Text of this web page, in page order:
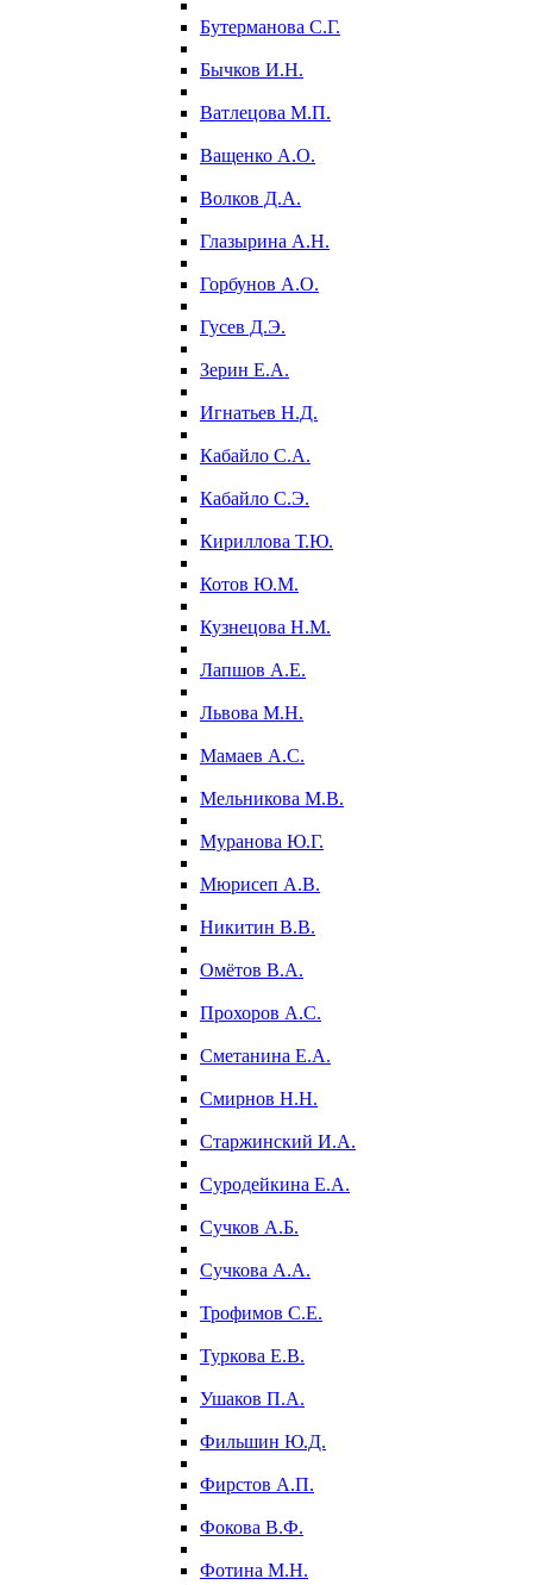
Бутерманова С.Г.
Бычков И.Н.
Ватлецова М.П.
Ващенко А.О.
Волков Д.А.
Глазырина А.Н.
Горбунов А.О.
Гусев Д.Э.
Зерин Е.А.
Игнатьев Н.Д.
Кабайло С.А.
Кабайло С.Э.
Кириллова Т.Ю.
Котов Ю.М.
Кузнецова Н.М.
Лапшов А.Е.
Львова М.Н.
Мамаев А.С.
Мельникова М.В.
Муранова Ю.Г.
Мюрисеп А.В.
Никитин В.В.
Омётов В.А.
Прохоров А.С.
Сметанина Е.А.
Смирнов Н.Н.
Старжинский И.А.
Суродейкина Е.А.
Сучков А.Б.
Сучкова А.А.
Трофимов С.Е.
Туркова Е.В.
Ушаков П.А.
Фильшин Ю.Д.
Фирстов А.П.
Фокова В.Ф.
Фотина М.Н.